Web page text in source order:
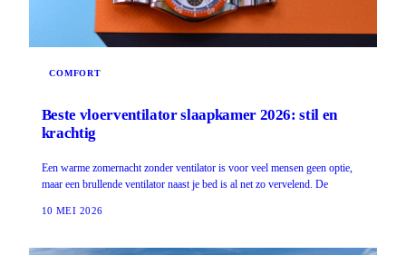
COMFORT
Beste vloerventilator slaapkamer 2026: stil en
krachtig
Een warme zomernacht zonder ventilator is voor veel mensen geen optie,
maar een brullende ventilator naast je bed is al net zo vervelend. De
10 MEI 2026